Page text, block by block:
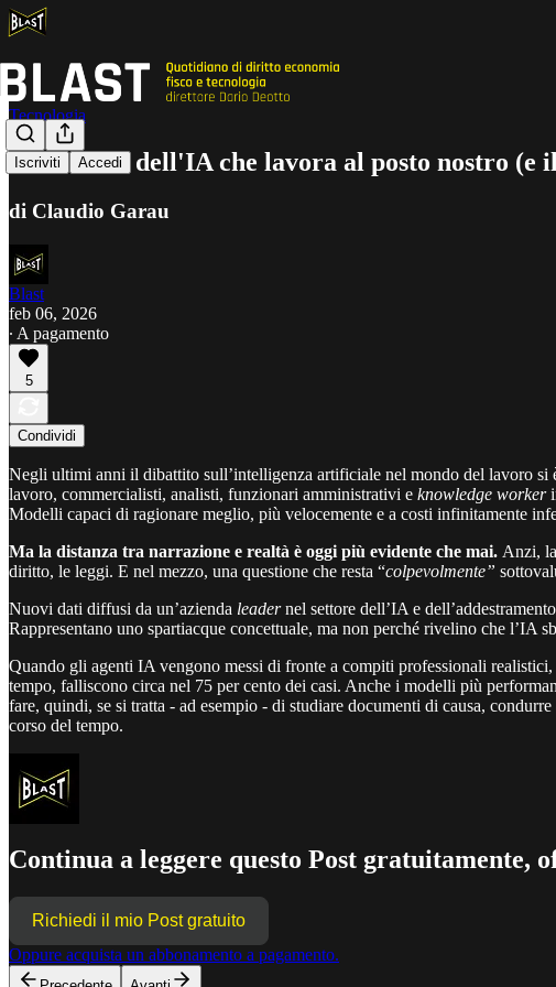
Iscriviti Accedi
Tecnologia
L'illusione dell'IA che lavora al posto nostro (e
di Claudio Garau
Blast
feb 06, 2026
∙ A pagamento
5
Condividi
Negli ultimi anni il dibattito sull’intelligenza artificiale nel mondo del lavoro
lavoro, commercialisti, analisti, funzionari amministrativi e knowledge worker
Modelli capaci di ragionare meglio, più velocemente e a costi infinitamente
Ma la distanza tra narrazione e realtà è oggi più evidente che mai. Anzi,
diritto, le leggi. E nel mezzo, una questione che resta “colpevolmente”
Nuovi dati diffusi da un’azienda leadernel settore dell’IA e
Rappresentano uno spartiacque concettuale, ma non perché rivelino che l’IA
Quando gli agenti IA vengono messi di fronte a compiti professionali
tempo, falliscono circa nel 75 per cento dei casi. Anche i modelli più
fare, quindi, se si tratta - ad esempio - di studiare documenti di causa, condurre
corso del tempo.
Continua a leggere questo Post gratuitamente,
Richiedi il mio Post gratuito
Oppure acquista un abbonamento a pagamento.